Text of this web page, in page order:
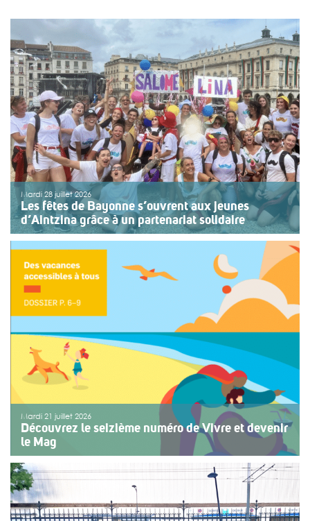
Mardi 28 juillet 2026
Les fêtes de Bayonne s’ouvrent aux jeunes
d’Aintzina grâce à un partenariat solidaire
Une organisation collective au service de l’inclusion
Depuis sept ans, l’association ouvre le premier jour des
fêtes de Bayonne à une structure accompagnant des
enfants ou des adolescents en situation de handicap
ou de fragilité. Cette année, le choix […]
>>Lire la suite
Mardi 21 juillet 2026
Découvrez le seizième numéro de Vivre et devenir
le Mag
Le numéro du mois de juillet 2026 de Vivre et devenir, Le
Mag, vient de paraître. Le dossier central se concentre
sur les vacances pour tous. Vivre et devenir a lancé un
plan d’action afin de rendre les vacances accessibles
[…]